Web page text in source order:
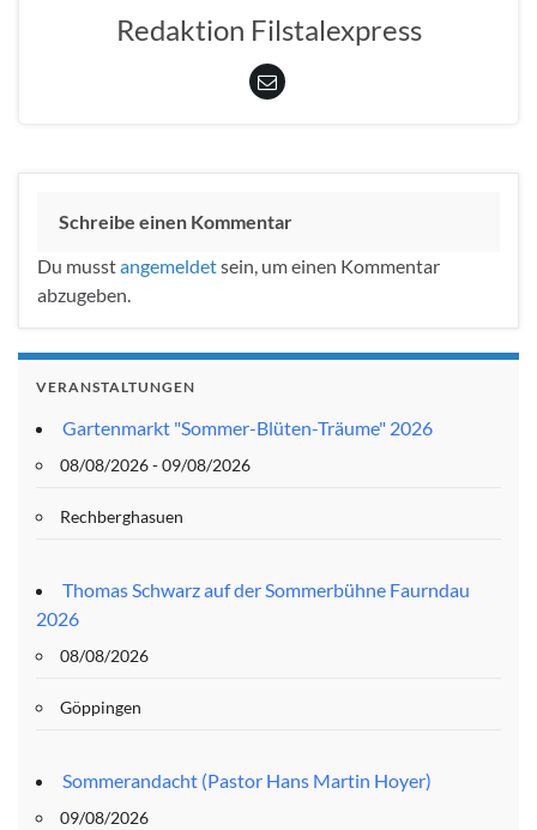
Redaktion Filstalexpress
Schreibe einen Kommentar
Du musstangemeldetsein, um einen Kommentar
abzugeben.
VERANSTALTUNGEN
Gartenmarkt "Sommer-Blüten-Träume" 2026
08/08/2026 - 09/08/2026
Rechberghasuen
Thomas Schwarz auf der Sommerbühne Faurndau
2026
08/08/2026
Göppingen
Sommerandacht (Pastor Hans Martin Hoyer)
09/08/2026